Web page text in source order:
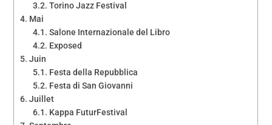
Torino Jazz Festival
Mai
Salone Internazionale del Libro
Exposed
Juin
Festa della Repubblica
Festa di San Giovanni
Juillet
Kappa FuturFestival